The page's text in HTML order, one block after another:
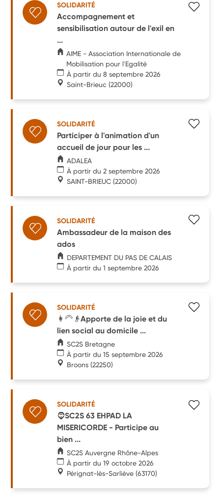
SOLIDARITÉ
Accompagnement et
sensibilisation autour de l'exil en
...
AIME - Association Internationale de
Mobilisation pour l'Egalité
À partir du 8 septembre 2026
Saint-Brieuc (22000)
SOLIDARITÉ
Participer à l'animation d'un
accueil de jour pour les ...
ADALEA
À partir du 2 septembre 2026
SAINT-BRIEUC (22000)
SOLIDARITÉ
Ambassadeur de la maison des
ados
DEPARTEMENT DU PAS DE CALAIS
À partir du 1 septembre 2026
SOLIDARITÉ
👩‍🦳👴Apporte de la joie et du
lien social au domicile ...
SC2S Bretagne
À partir du 15 septembre 2026
Broons (22250)
SOLIDARITÉ
🧔SC2S 63 EHPAD LA
MISERICORDE - Participe au
bien ...
SC2S Auvergne Rhône-Alpes
À partir du 19 octobre 2026
Pérignat-lès-Sarliève (63170)